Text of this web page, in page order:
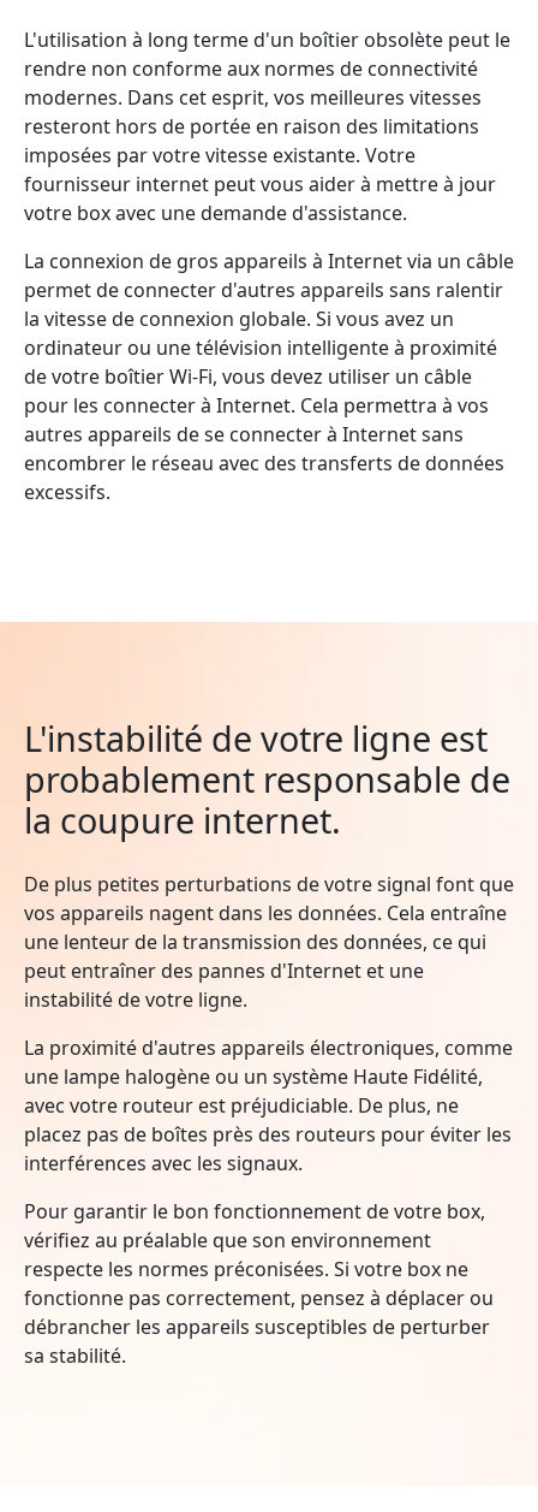
L'utilisation à long terme d'un boîtier obsolète peut le
rendre non conforme aux normes de connectivité
modernes. Dans cet esprit, vos meilleures vitesses
resteront hors de portée en raison des limitations
imposées par votre vitesse existante. Votre
fournisseur internet peut vous aider à mettre à jour
votre box avec une demande d'assistance.
La connexion de gros appareils à Internet via un câble
permet de connecter d'autres appareils sans ralentir
la vitesse de connexion globale. Si vous avez un
ordinateur ou une télévision intelligente à proximité
de votre boîtier Wi-Fi, vous devez utiliser un câble
pour les connecter à Internet. Cela permettra à vos
autres appareils de se connecter à Internet sans
encombrer le réseau avec des transferts de données
excessifs.
L'instabilité de votre ligne est
probablement responsable de
la coupure internet.
De plus petites perturbations de votre signal font que
vos appareils nagent dans les données. Cela entraîne
une lenteur de la transmission des données, ce qui
peut entraîner des pannes d'Internet et une
instabilité de votre ligne.
La proximité d'autres appareils électroniques, comme
une lampe halogène ou un système Haute Fidélité,
avec votre routeur est préjudiciable. De plus, ne
placez pas de boîtes près des routeurs pour éviter les
interférences avec les signaux.
Pour garantir le bon fonctionnement de votre box,
vérifiez au préalable que son environnement
respecte les normes préconisées. Si votre box ne
fonctionne pas correctement, pensez à déplacer ou
débrancher les appareils susceptibles de perturber
sa stabilité.